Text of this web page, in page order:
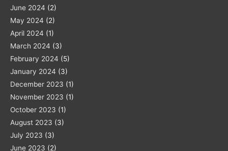
June 2024 (2)
May 2024 (2)
April 2024 (1)
March 2024 (3)
February 2024 (5)
January 2024 (3)
December 2023 (1)
November 2023 (1)
October 2023 (1)
August 2023 (3)
July 2023 (3)
June 2023 (2)